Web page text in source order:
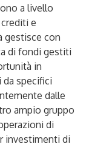
a livello
e
gestisce con
di fondi gestiti
in
specifici
dalle
ampio gruppo
di
investimenti di